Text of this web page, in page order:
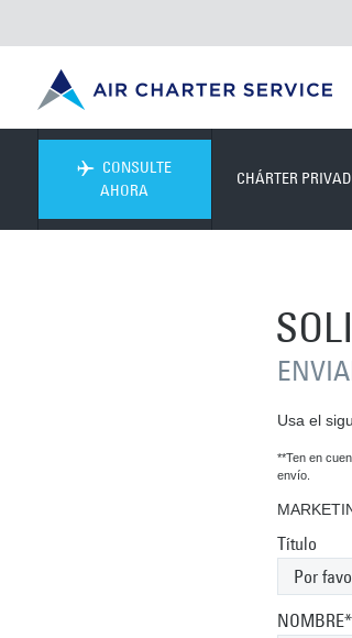
CONSULTE
AHORA
CHÁRTER
Usa el
**Ten en
envío.
Título
NOMBRE*